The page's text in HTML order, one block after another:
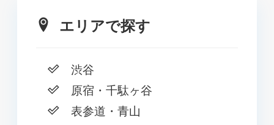
エリアで探す
渋谷
原宿・千駄ヶ谷
表参道・青山